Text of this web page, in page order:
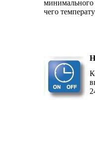
минимального
чего